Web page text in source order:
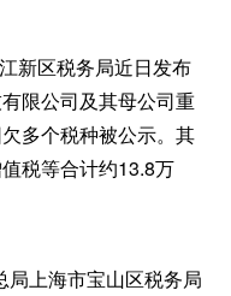
新区税务局近日发布
限公司及其母公司重
多个税种被公示。其
税等合计约13.8万
上海市宝山区税务局